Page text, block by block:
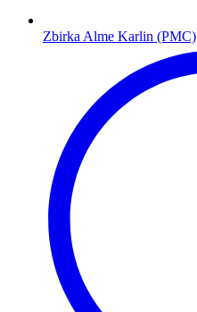
Zbirka Alme Karlin (PMC)